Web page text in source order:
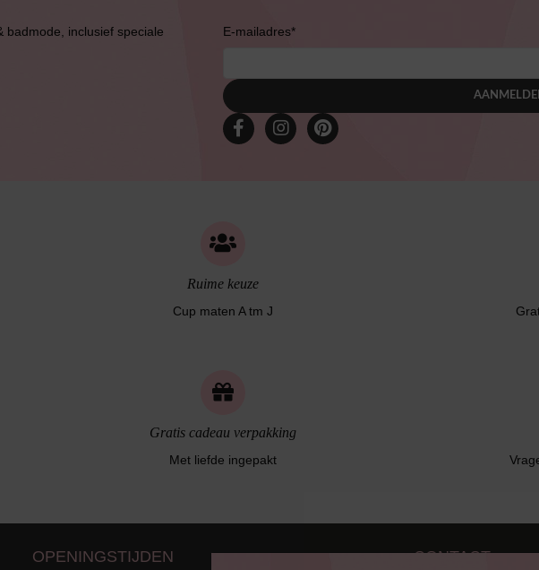
badmode, inclusief speciale
E-mailadres*
Ruime keuze
Cup maten A tm J
Gratis cadeau verpakking
Met liefde ingepakt
OPENINGSTIJDEN CONTACT
Bruidslingerie